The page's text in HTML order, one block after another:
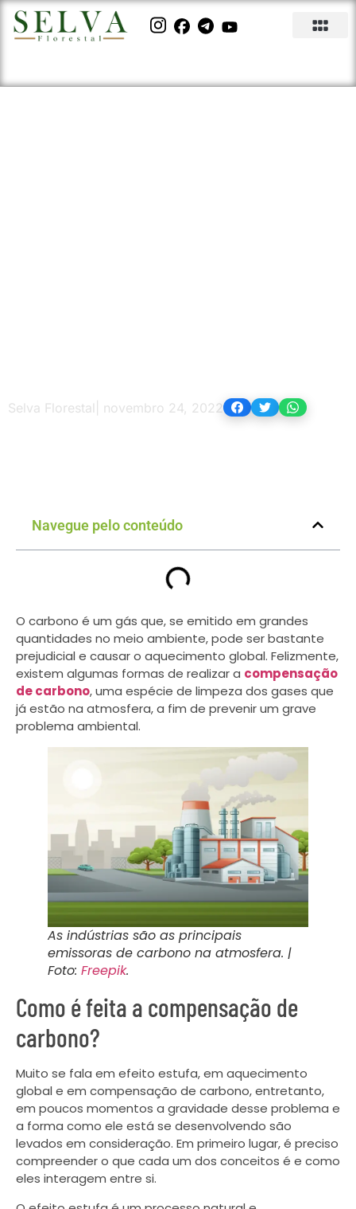
Selva Florestal novembro 24, 2022
Navegue pelo conteúdo
O carbono é um gás que, se emitido em grandes
quantidades no meio ambiente, pode ser bastante
prejudicial e causar o aquecimento global. Felizmente,
existem algumas formas de realizar a compensação
de carbono, uma espécie de limpeza dos gases que
já estão na atmosfera, a fim de prevenir um grave
problema ambiental.
As indústrias são as principais
emissoras de carbono na atmosfera. |
Foto: Freepik.
Como é feita a compensação de
carbono?
Muito se fala em efeito estufa, em aquecimento
global e em compensação de carbono, entretanto,
em poucos momentos a gravidade desse problema e
a forma como ele está se desenvolvendo são
levados em consideração. Em primeiro lugar, é preciso
compreender o que cada um dos conceitos é e como
eles interagem entre si.